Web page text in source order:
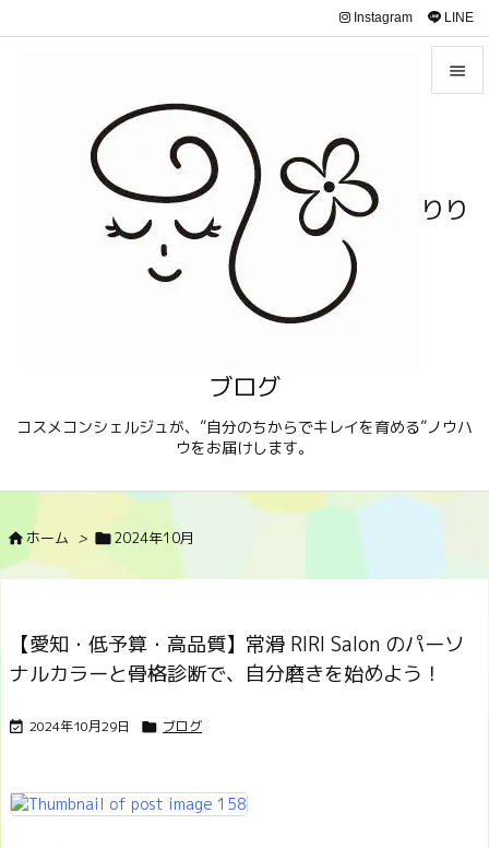
りり
ブログ
コスメコンシェルジュが、”自分のちからでキレイを育める”ノウハ
ウをお届けします。

サイド
Instagram LINE
ホーム > 2024年10月
【愛知・低予算・高品質】常滑 RIRI Salon のパーソ
ナルカラーと骨格診断で、自分磨きを始めよう！
 2024年10月29日  ブログ